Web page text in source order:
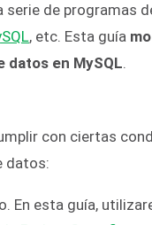
de programas
, etc. Esta guía
datos en MySQL.
con ciertas
datos:
En esta guía,